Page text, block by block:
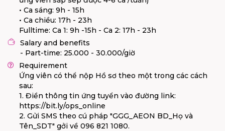
• Ca sáng: 9h - 15h
• Ca chiều: 17h - 23h
Fulltime: Ca 1: 9h -15h - Ca 2: 17h - 23h
Salary and benefits
- Part-time: 25.000 - 30.000/giờ
Requirement
Ứng viên có thể nộp Hồ sơ theo một trong các cách
sau:
1. Điền thông tin ứng tuyển vào đường link:
https://bit.ly/ops_online
2. Gửi SMS theo cú pháp "GGG_AEON BD_Họ và
Tên_SDT" gởi về 096 821 1080.